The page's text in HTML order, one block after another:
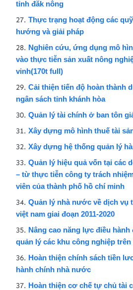
tỉnh đăk nông
Thực trạng hoạt động các
hướng và giải pháp
Nghiên cứu, ứng dụng mô
vào thực tiễn sản xuất nông
vinh(170t full)
Cải thiện tiến độ hoàn thành
ngân sách tỉnh khánh hòa
Quản lý tài chính ở ban tôn
Xây dựng mô hình thuế tài
Xây dựng hệ thống quản lý
Quản lý hiệu quả vốn tại các
– từ thực tiễn công ty trách
viên của thành phố hồ chí minh
Quản lý nhà nước về dịch vụ
việt nam giai đoạn 2011-2020
Nâng cao năng lực điều
quản lý các khu công nghiệp
Hoàn thiện chính sách tiền
hành chính nhà nước
Hoàn thiện cơ chế tự chủ tài